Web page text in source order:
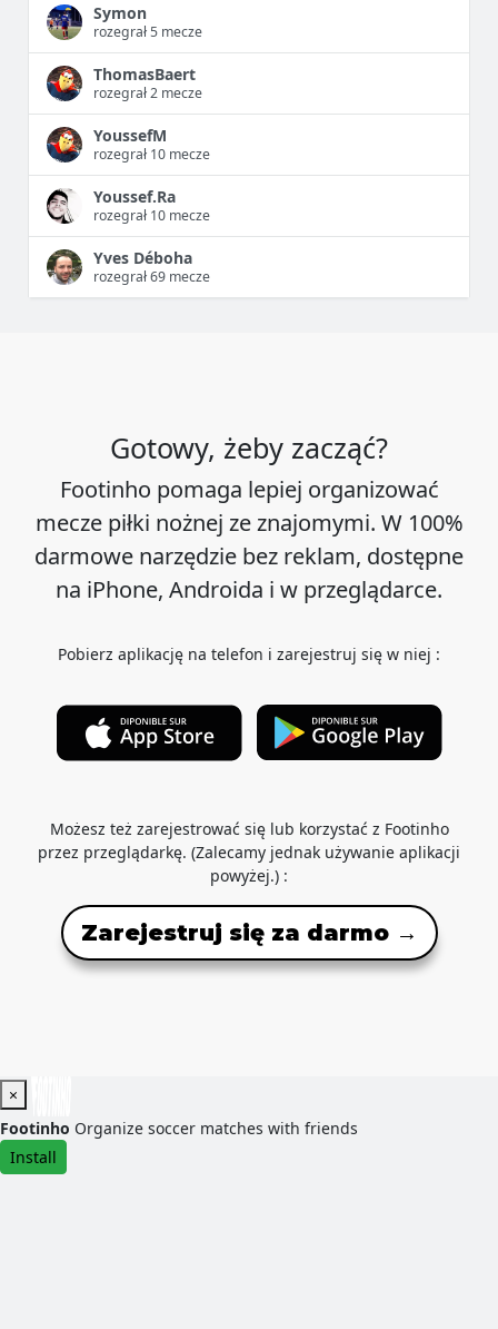
Symon
rozegrał 5 mecze
ThomasBaert
rozegrał 2 mecze
YoussefM
rozegrał 10 mecze
Youssef.Ra
rozegrał 10 mecze
Yves Déboha
rozegrał 69 mecze
Gotowy, żeby zacząć?
Footinho pomaga lepiej organizować
mecze piłki nożnej ze znajomymi. W 100%
darmowe narzędzie bez reklam, dostępne
na iPhone, Androida i w przeglądarce.
Pobierz aplikację na telefon i zarejestruj się w niej :
Możesz też zarejestrować się lub korzystać z Footinho
przez przeglądarkę. (Zalecamy jednak używanie aplikacji
powyżej.) :
Zarejestruj się za darmo →
×
Footinho Organize soccer matches with friends
Install